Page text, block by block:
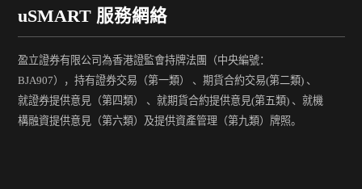
uSMART 服務網絡
盈立證券有限公司為香港證監會持牌法團（中央編號：
BJA907），持有證券交易（第一類） 、期貨合約交易(第二類) 、
就證券提供意見（第四類） 、就期貨合約提供意見(第五類) 、就機
構融資提供意見（第六類）及提供資產管理（第九類）牌照。